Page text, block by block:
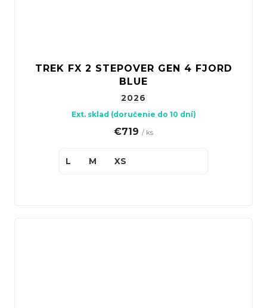
TREK FX 2 STEPOVER GEN 4 FJORD
BLUE
2026
Ext. sklad (doručenie do 10 dní)
€719 / ks
L M XS